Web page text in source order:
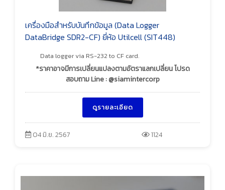
เครื่องมือสำหรับบันทึกข้อมูล (Data Logger
DataBridge SDR2-CF) ยี่ห้อ Utilcell (SIT448)
Data logger via RS-232 to CF card.
*ราคาอาจมีการเปลี่ยนแปลงตามอัตราแลกเปลี่ยน โปรด
สอบถาม Line : @siamintercorp
ดูรายละเอียด
04 มิ.ย. 2567 1124